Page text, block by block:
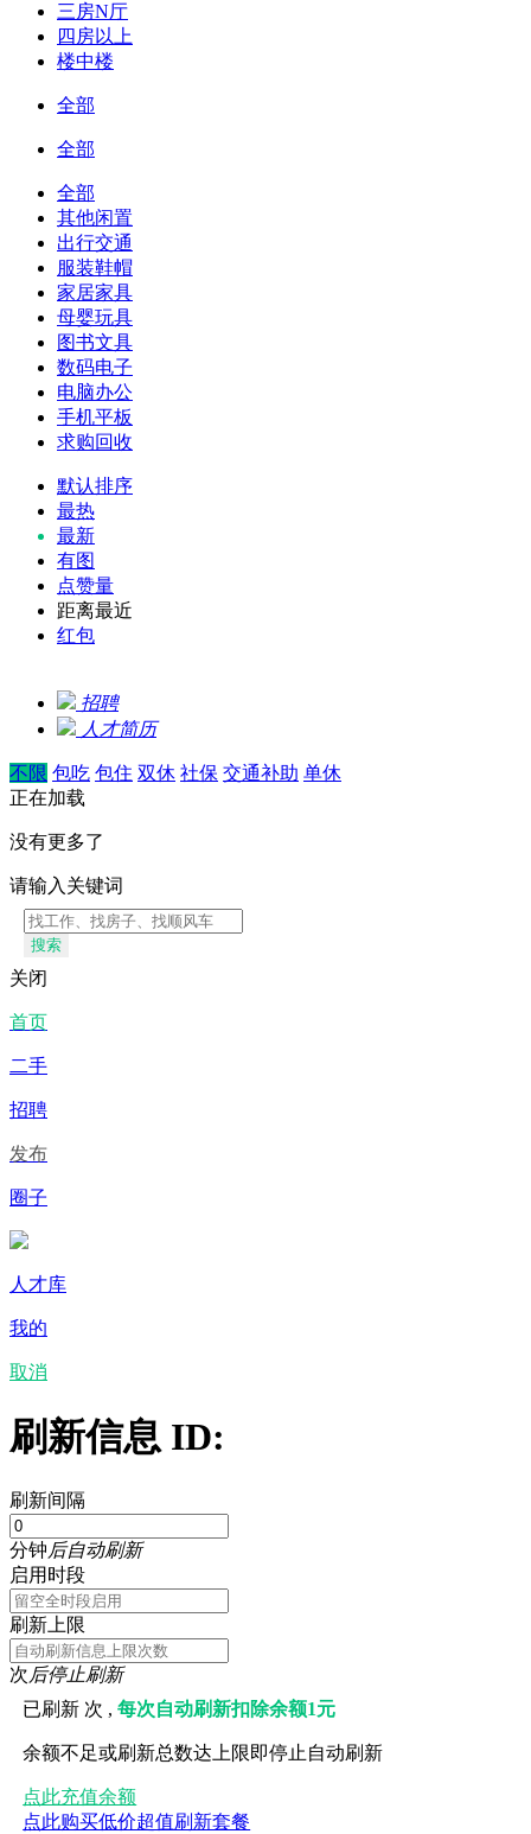
三房N厅
四房以上
楼中楼
全部
全部
全部
其他闲置
出行交通
服装鞋帽
家居家具
母婴玩具
图书文具
数码电子
电脑办公
手机平板
求购回收
默认排序
最热
最新
有图
点赞量
距离最近
红包
招聘
人才简历
不限 包吃 包住 双休 社保 交通补助 单休
正在加载
没有更多了
请输入关键词
搜索
关闭
首页
二手
招聘
发布
圈子
人才库
我的
取消
刷新信息 ID:
刷新间隔
分钟后自动刷新
启用时段
刷新上限
次后停止刷新
已刷新 次 ,每次自动刷新扣除余额1元
余额不足或刷新总数达上限即停止自动刷新
点此充值余额
点此购买低价超值刷新套餐